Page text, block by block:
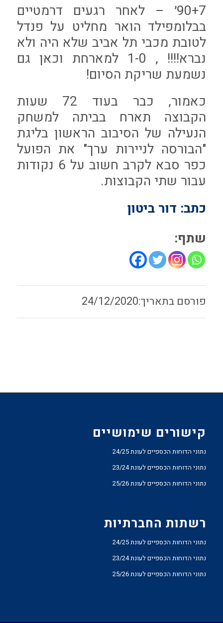
90+7׳ – לאחר רגעים דרמטיים
בבלומפילד הואר מחליט על פנדל
לטובת מכבי תל אביב שלא היה ולא
נברא!!!! , 1-0 למארחת וכאן גם
נשמעת שריקת הסיום!
כאמור, כבר בעוד 72 שעות
הקבוצה תארח בביתה למשחק
הנעילה של הסיבוב הראשון בליגת
"הבורסה לניירות ערך" את הפועל
כפר סבא לקרב חשוב על 6 נקודות
עבור שתי הקבוצות.
כתב: דור ביטון
שתף:
24/12/2020
קישורים שימושיים
נתוני הדוחות הכספיים לעונת 24/25
נתוני הדוחות הכספיים לעונת 23/24
נתוני הדוחות הכספיים לעונת 25/26
רשתות החברתיות
נתוני הדוחות הכספיים לעונת 24/25
נתוני הדוחות הכספיים לעונת 23/24
נתוני הדוחות הכספיים לעונת 25/26